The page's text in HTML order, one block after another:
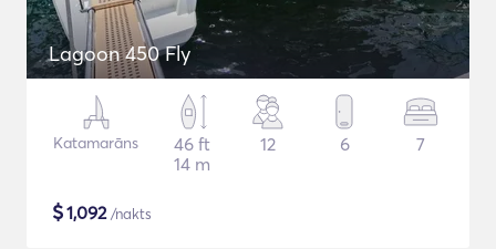
Lagoon 450 Fly
Katamarāns
46 ft
14 m
12 6 7
$1,092/nakts